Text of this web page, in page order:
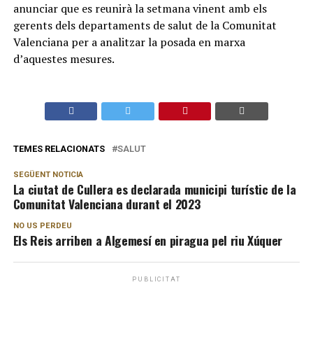
anunciar que es reunirà la setmana vinent amb els
gerents dels departaments de salut de la Comunitat
Valenciana per a analitzar la posada en marxa
d’aquestes mesures.
TEMES RELACIONATS SALUT
SEGÜENT NOTICIA
La ciutat de Cullera es declarada municipi turístic de la
Comunitat Valenciana durant el 2023
NO US PERDEU
Els Reis arriben a Algemesí en piragua pel riu Xúquer
PUBLICITAT